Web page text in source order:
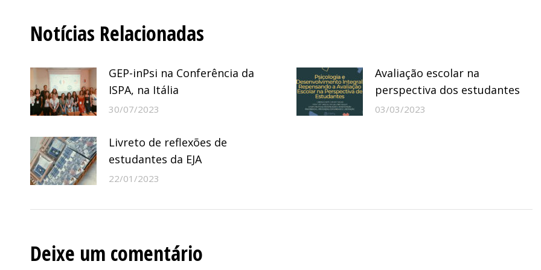
post:
Notícias Relacionadas
GEP-inPsi na Conferência da
ISPA, na Itália
30/07/2023
Avaliação escolar na
perspectiva dos estudantes
03/03/2023
Livreto de reflexões de
estudantes da EJA
22/01/2023
Deixe um comentário